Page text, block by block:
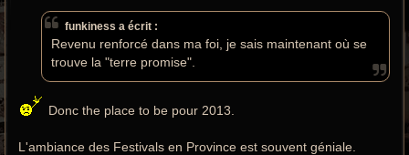
g
e funkiness a écrit :
Revenu renforcé dans ma foi, je sais maintenant où se
trouve la "terre promise".
Donc the place to be pour 2013.
L'ambiance des Festivals en Province est souvent géniale.